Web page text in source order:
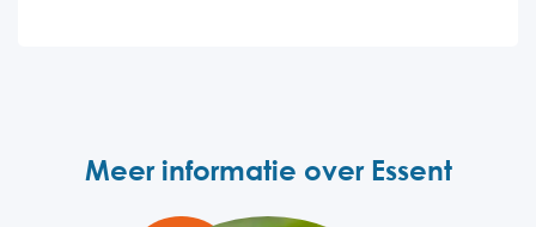
Meer informatie over Essent